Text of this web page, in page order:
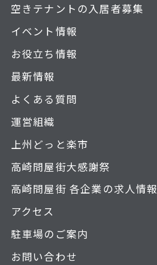
空きテナントの入居者募集
イベント情報
お役立ち情報
最新情報
よくある質問
運営組織
上州どっと楽市
高崎問屋街大感謝祭
高崎問屋街 各企業の求人情報
アクセス
駐車場のご案内
お問い合わせ